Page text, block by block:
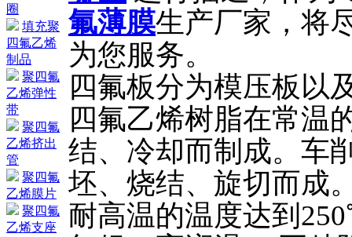
圈
填充聚
四氟乙烯
制品
聚四氟
乙烯弹性
带
聚四氟
乙烯挤出
管
聚四氟
乙烯膜片
聚四氟
乙烯支座
氟薄膜生产厂家，将
为您服务。
四氟板分为模压板以
四氟乙烯树脂在常温
结、冷却而制成。车
坯、烧结、旋切而成
耐高温的温度达到